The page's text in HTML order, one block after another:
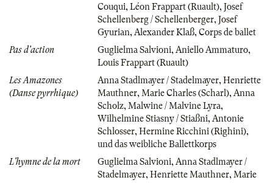
Couqui, Léon Frappart (Ruault), Josef
Schellenberg / Schellenberger, Josef
Gyurian, Alexander Klaß, Corps de ballet
Pas d'action
Guglielma Salvioni, Aniello Ammaturo,
Louis Frappart (Ruault)
Les Amazones
(Danse pyrrhique)
Anna Stadlmayer / Stadelmayer, Henriette
Mauthner, Marie Charles (Scharl), Anna
Scholz, Malwine / Malvine Lyra,
Wilhelmine Stiasny / Stiaßni, Antonie
Schlosser, Hermine Ricchini (Righini),
und das weibliche Ballettkorps
L'hymne de la mort
Guglielma Salvioni, Anna Stadlmayer /
Stadelmayer, Henriette Mauthner, Marie